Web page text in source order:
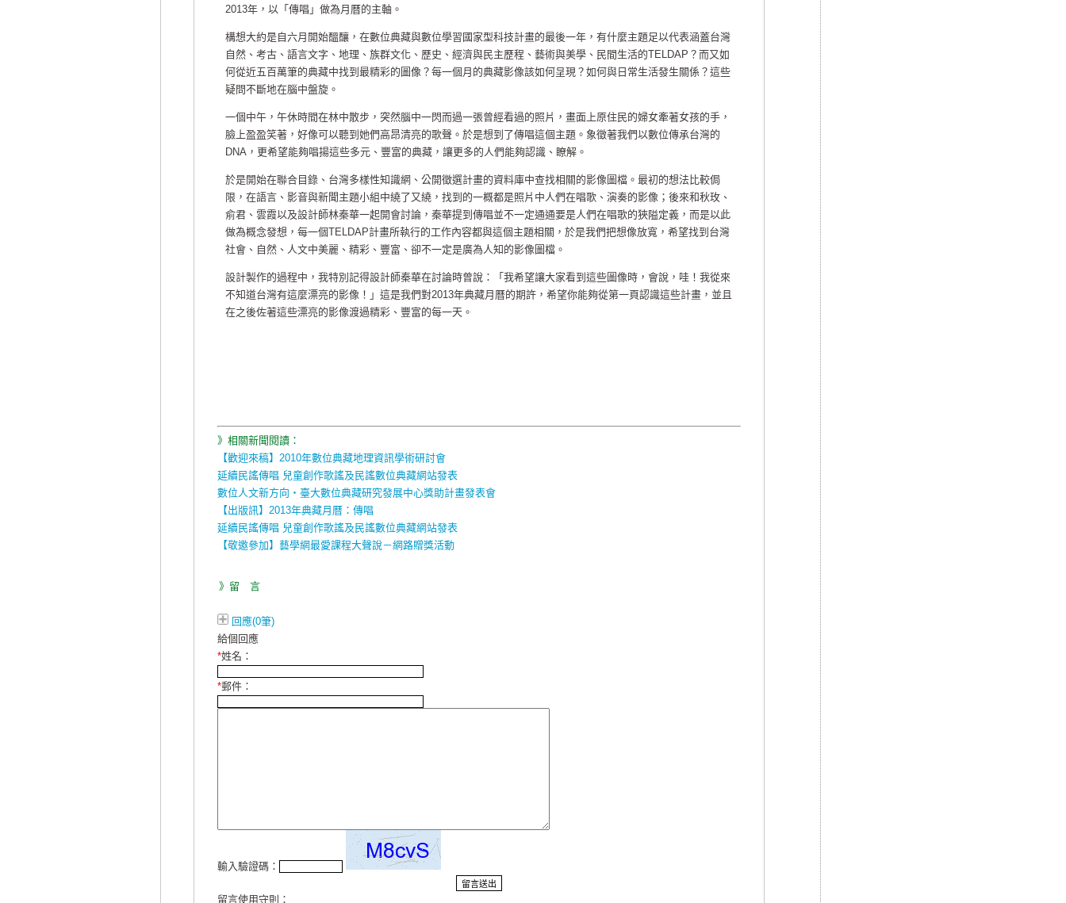
2013年，以「傳唱」做為月曆的主軸。
構想大約是自六月開始醞釀，在數位典藏與數位學習國家型科技計畫的最後一年，有什麼主題足以代表涵蓋台灣
自然、考古、語言文字、地理、族群文化、歷史、經濟與民主歷程、藝術與美學、民間生活的TELDAP？而又如
何從近五百萬筆的典藏中找到最精彩的圖像？每一個月的典藏影像該如何呈現？如何與日常生活發生關係？這些
疑問不斷地在腦中盤旋。
一個中午，午休時間在林中散步，突然腦中一閃而過一張曾經看過的照片，畫面上原住民的婦女牽著女孩的手，
臉上盈盈笑著，好像可以聽到她們高昂清亮的歌聲。於是想到了傳唱這個主題。象徵著我們以數位傳承台灣的
DNA，更希望能夠唱揚這些多元、豐富的典藏，讓更多的人們能夠認識、瞭解。
於是開始在聯合目錄、台灣多樣性知識網、公開徵選計畫的資料庫中查找相關的影像圖檔。最初的想法比較侷
限，在語言、影音與新聞主題小組中繞了又繞，找到的一概都是照片中人們在唱歌、演奏的影像；後來和秋玫、
俞君、雲霞以及設計師林秦華一起開會討論，秦華提到傳唱並不一定通通要是人們在唱歌的狹隘定義，而是以此
做為概念發想，每一個TELDAP計畫所執行的工作內容都與這個主題相關，於是我們把想像放寬，希望找到台灣
社會、自然、人文中美麗、精彩、豐富、卻不一定是廣為人知的影像圖檔。
設計製作的過程中，我特別記得設計師秦華在討論時曾說：「我希望讓大家看到這些圖像時，會說，哇！我從來
不知道台灣有這麼漂亮的影像！」這是我們對2013年典藏月曆的期許，希望你能夠從第一頁認識這些計畫，並且
在之後佐著這些漂亮的影像渡過精彩、豐富的每一天。
》相關新聞閱讀：
【歡迎來稿】2010年數位典藏地理資訊學術研討會
延續民謠傳唱 兒童創作歌謠及民謠數位典藏網站發表
數位人文新方向‧臺大數位典藏研究發展中心獎助計畫發表會
【出版訊】2013年典藏月曆：傳唱
延續民謠傳唱 兒童創作歌謠及民謠數位典藏網站發表
【敬邀參加】藝學網最愛課程大聲說－網路贈獎活動
》留 言
回應(0筆)
給個回應
*姓名：
*郵件：
輸入驗證碼：
留言使用守則：